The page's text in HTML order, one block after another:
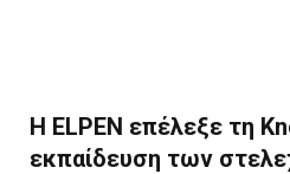
Η ELPEN επέλεξε τη
εκπαίδευση των